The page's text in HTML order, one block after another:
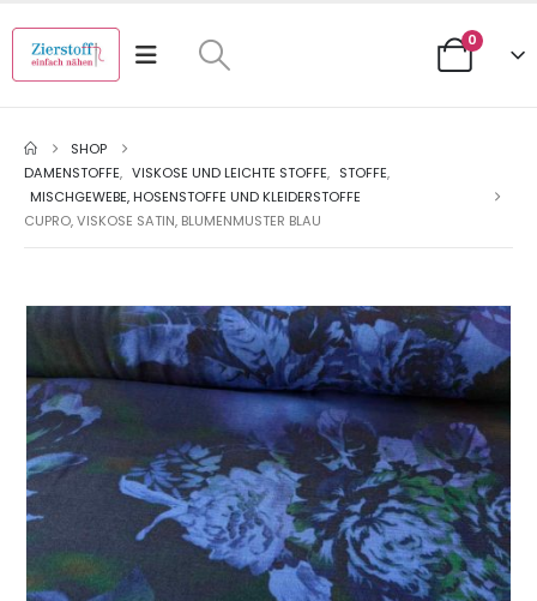
0
SHOP
DAMENSTOFFE, VISKOSE UND LEICHTE STOFFE, STOFFE,
MISCHGEWEBE, HOSENSTOFFE UND KLEIDERSTOFFE
CUPRO, VISKOSE SATIN, BLUMENMUSTER BLAU